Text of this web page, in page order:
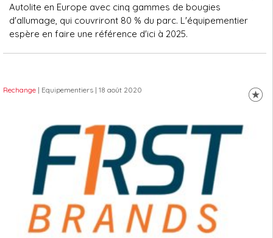
Autolite en Europe avec cinq gammes de bougies
d'allumage, qui couvriront 80 % du parc. L'équipementier
espère en faire une référence d'ici à 2025.
Rechange | Equipementiers | 18 août 2020